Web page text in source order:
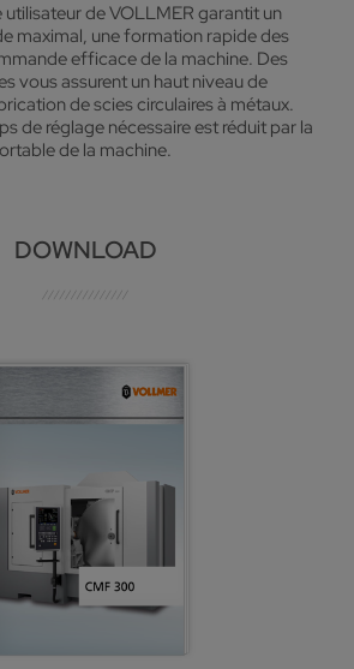
de VOLLMER garantit un
maximal, une formation rapide des
efficace de la machine. Des
vous assurent un haut niveau de
de scies circulaires à métaux.
de réglage nécessaire est réduit par la
de la machine.
DOWNLOAD